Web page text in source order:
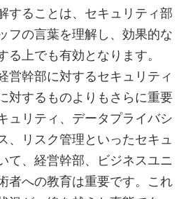
することは、セキュリティ部
フの言葉を理解し、効果的な
る上でも有効となります。
営幹部に対するセキュリティ
対するものよりもさらに重要
ュリティ、データプライバシ
、リスク管理といったセキュ
て、経営幹部、ビジネスユニ
者への教育は重要です。これ